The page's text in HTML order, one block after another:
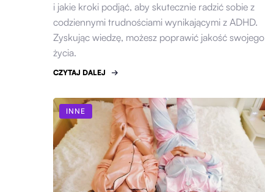
i jakie kroki podjąć, aby skutecznie radzić sobie z
codziennymi trudnościami wynikającymi z ADHD.
Zyskując wiedzę, możesz poprawić jakość swojego
życia.
CZYTAJ DALEJ
INNE